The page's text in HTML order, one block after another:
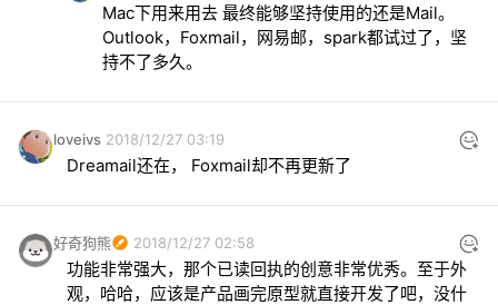
Mac下用来用去 最终能够坚持使用的还是Mail。
Outlook，Foxmail，网易邮，spark都试过了，坚
持不了多久。
loveivs 2018/12/27 03:19
Dreamail还在， Foxmail却不再更新了
好奇狗熊 2018/12/27 02:58
功能非常强大，那个已读回执的创意非常优秀。至于外
观，哈哈，应该是产品画完原型就直接开发了吧，没什